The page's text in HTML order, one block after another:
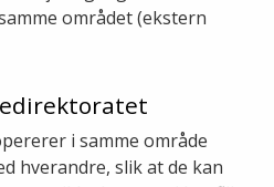
området (ekstern
i samme område
hverandre, slik at de kan